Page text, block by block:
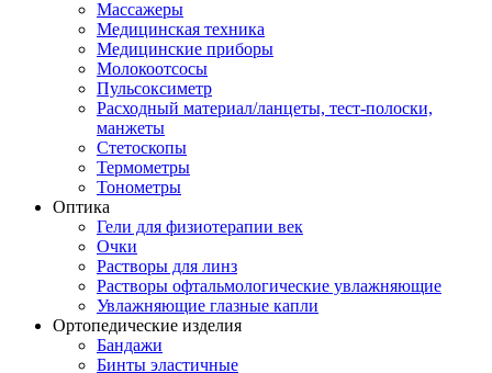
Массажеры
Медицинская техника
Медицинские приборы
Молокоотсосы
Пульсоксиметр
Расходный материал/ланцеты, тест-полоски,
манжеты
Стетоскопы
Термометры
Тонометры
Оптика
Гели для физиотерапии век
Очки
Растворы для линз
Растворы офтальмологические увлажняющие
Увлажняющие глазные капли
Ортопедические изделия
Бандажи
Бинты эластичные